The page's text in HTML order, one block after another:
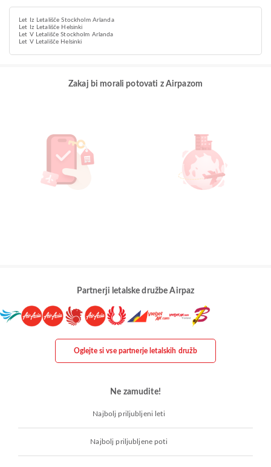
Let Iz Letališče Stockholm Arlanda
Let Iz Letališče Helsinki
Let V Letališče Stockholm Arlanda
Let V Letališče Helsinki
Zakaj bi morali potovati z Airpazom
Partnerji letalske družbe Airpaz
Oglejte si vse partnerje letalskih družb
Ne zamudite!
Najbolj priljubljeni leti
Najbolj priljubljene poti